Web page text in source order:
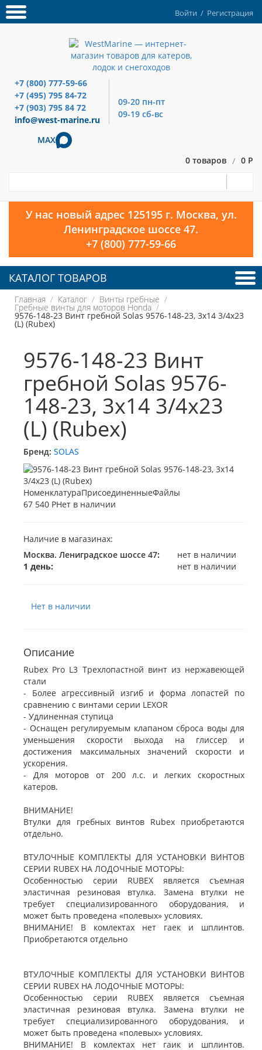
Войти / Регистрация
+7 (800) 777-59-66
+7 (495) 795 84-72
+7 (903) 795 84 72
info@west-marine.ru
09-20 пн-пт
09-19 сб-вс
MAX
0 товаров / 0 Р
У нас новый адрес 125195 г. Москва, ул.
Ленинградское шоссе 47.
+7 (800) 777-59-66
КАТАЛОГ ТОВАРОВ
Главная Каталог Винты гребные
Гребные винты для моторов Honda
9576-148-23 Винт гребной Solas 9576-148-23, 3x14 3/4x23
(L) (Rubex)
9576-148-23 Винт
гребной Solas 9576-
148-23, 3x14 3/4x23
(L) (Rubex)
Бренд: SOLAS
67 540 РНет в наличии
Наличие в магазинах:
Москва. Лениградское шоссе 47:
нет в наличии
1 день:
нет в наличии
Нет в наличии
Описание
Rubex Pro L3 Трехлопастной винт из нержавеющей
стали
- Более агрессивный изгиб и форма лопастей по
сравнению с винтами серии LEXOR
- Удлиненная ступица
- Оснащен регулируемым клапаном сброса воды для
уменьшения скорости выхода на глиссер и
достижения максимальных значений скорости и
ускорения.
- Для моторов от 200 л.с. и легких скоростных
катеров.
ВНИМАНИЕ!
Втулки для гребных винтов Rubex приобретаются
отдельно.
ВТУЛОЧНЫЕ КОМПЛЕКТЫ ДЛЯ УСТАНОВКИ ВИНТОВ
СЕРИИ RUBEX НА ЛОДОЧНЫЕ МОТОРЫ:
Особенностью серии RUBEX является съемная
эластичная резиновая втулка. Замена втулки не
требует специализированного оборудования, и
может быть проведена «полевых» условиях.
ВНИМАНИЕ! В комлектах нет гаек и шплинтов.
Приобретаются отдельно
ВТУЛОЧНЫЕ КОМПЛЕКТЫ ДЛЯ УСТАНОВКИ ВИНТОВ
СЕРИИ RUBEX НА ЛОДОЧНЫЕ МОТОРЫ:
Особенностью серии RUBEX является съемная
эластичная резиновая втулка. Замена втулки не
требует специализированного оборудования, и
может быть проведена «полевых» условиях.
ВНИМАНИЕ! В комлектах нет гаик и шплинтов.